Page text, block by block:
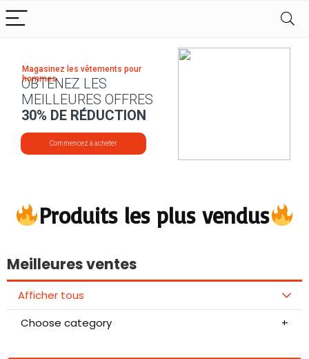
OBTENEZ LES
MEILLEURES OFFRES
30% DE RÉDUCTION
Magasinez les vêtements pour
hommes
Commencez à acheter
Produits les plus vendus
Meilleures ventes
Afficher tous
Choose category